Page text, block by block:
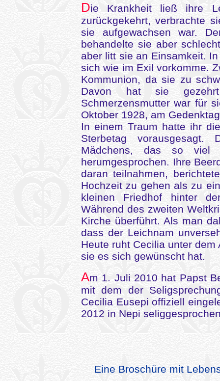
Die Krankheit ließ ihre
zurückgekehrt, verbrachte
sie aufgewachsen war.
behandelte sie aber
aber litt sie an Einsamkeit.
sich wie im Exil vorkomme.
Kommunion, da sie zu
Davon hat sie
Schmerzensmutter war für
Oktober 1928, am
In einem Traum hatte ihr
Sterbetag
Mädchens, das so viel
herumgesprochen. Ihre
daran teilnahmen,
Hochzeit zu gehen als zu
kleinen Friedhof hinter
Während des zweiten
Kirche überführt. Als man
dass der Leichnam
Heute ruht Cecilia unter
sie es sich gewünscht hat.
Am 1. Juli 2010 hat Papst
mit dem der
Cecilia Eusepi offiziell
2012 in Nepi
Eine Broschüre mit